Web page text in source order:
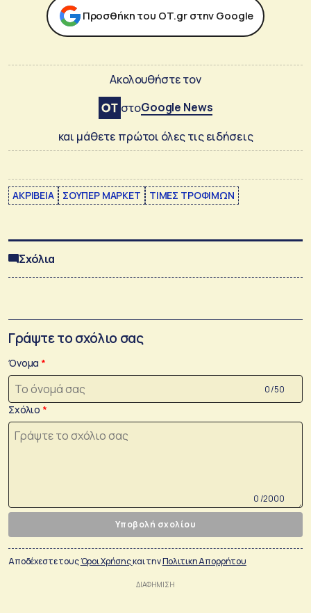
Προσθήκη του ΟΤ.gr στην Google
Ακολουθήστε τον
στοGoogle News
και μάθετε πρώτοι όλες τις ειδήσεις
ΑΚΡΙΒΕΙΑ ΣΟΥΠΕΡ ΜΑΡΚΕΤ ΤΙΜΕΣ ΤΡΟΦΙΜΩΝ
Σχόλια
Γράψτε το σχόλιο σας
Όνομα
0 /50
Σχόλιο
0 /2000
Υποβολή σχολίου
Αποδέχεστε τουςΌροι Χρήσηςκαι τηνΠολιτικη Απορρήτου